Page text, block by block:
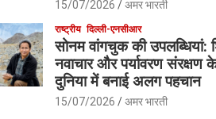
15/07/2026 अमर भारती
राष्ट्रीय दिल्ली-एनसीआर
सोनम वांगचुक की उपलब्धियां:
नवाचार और पर्यावरण संरक्षण
दुनिया में बनाई अलग पहचान
15/07/2026 अमर भारती